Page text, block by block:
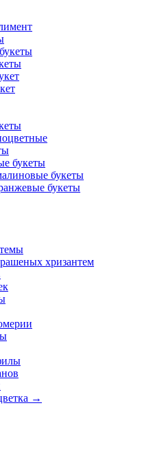
букеты
букеты
букеты
хризантем
→